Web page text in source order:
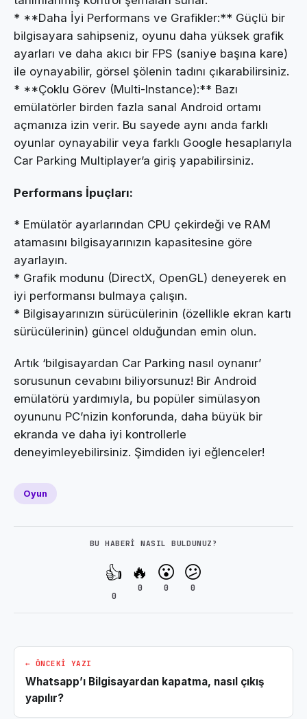
* **Daha İyi Performans ve Grafikler:** Güçlü bir
bilgisayara sahipseniz, oyunu daha yüksek grafik
ayarları ve daha akıcı bir FPS (saniye başına kare)
ile oynayabilir, görsel şölenin tadını çıkarabilirsiniz.
* **Çoklu Görev (Multi-Instance):** Bazı
emülatörler birden fazla sanal Android ortamı
açmanıza izin verir. Bu sayede aynı anda farklı
oyunlar oynayabilir veya farklı Google hesaplarıyla
Car Parking Multiplayer’a giriş yapabilirsiniz.
Performans İpuçları:
* Emülatör ayarlarından CPU çekirdeği ve RAM
atamasını bilgisayarınızın kapasitesine göre
ayarlayın.
* Grafik modunu (DirectX, OpenGL) deneyerek en
iyi performansı bulmaya çalışın.
* Bilgisayarınızın sürücülerinin (özellikle ekran kartı
sürücülerinin) güncel olduğundan emin olun.
Artık ‘bilgisayardan Car Parking nasıl oynanır’
sorusunun cevabını biliyorsunuz! Bir Android
emülatörü yardımıyla, bu popüler simülasyon
oyununu PC’nizin konforunda, daha büyük bir
ekranda ve daha iyi kontrollerle
deneyimleyebilirsiniz. Şimdiden iyi eğlenceler!
Oyun
BU HABERI NASIL BULDUNUZ?
👍
0
🔥
0
😮
0
😕
0
← ÖNCEKI YAZI
Whatsapp’ı Bilgisayardan kapatma, nasıl çıkış
yapılır?